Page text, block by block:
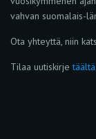
vahvan suomalais-
Ota yhteyttä, niin
Tilaa uutiskirjetäältä